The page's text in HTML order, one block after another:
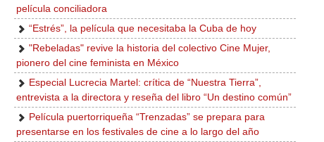
película conciliadora
“Estrés”, la película que necesitaba la Cuba de hoy
"Rebeladas" revive la historia del colectivo Cine Mujer,
pionero del cine feminista en México
Especial Lucrecia Martel: crítica de “Nuestra Tierra”,
entrevista a la directora y reseña del libro “Un destino común”
Película puertorriqueña “Trenzadas” se prepara para
presentarse en los festivales de cine a lo largo del año